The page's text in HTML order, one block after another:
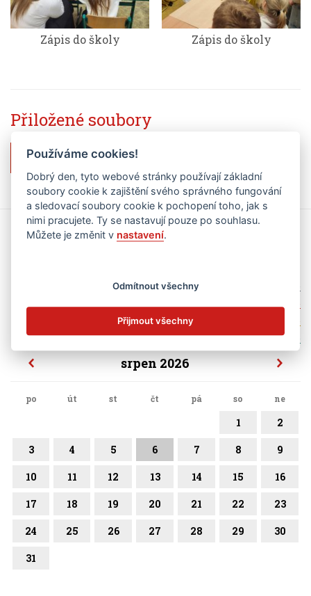
Zápis do školy Zápis do školy
Přiložené soubory
Vysledky zapisu 1r 2026-27.pdf
Kalendář akcí
základní škola
mateřská škola
školní družina
srpen 2026
po út st čt pá so ne
1 2
3 4 5 6 7 8 9
10 11 12 13 14 15 16
17 18 19 20 21 22 23
24 25 26 27 28 29 30
31
Používáme cookies!
Dobrý den, tyto webové stránky používají základní
soubory cookie k zajištění svého správného fungování
a sledovací soubory cookie k pochopení toho, jak s
nimi pracujete. Ty se nastavují pouze po souhlasu.
Můžete je změnit v nastavení.
Odmítnout všechny
Přijmout všechny